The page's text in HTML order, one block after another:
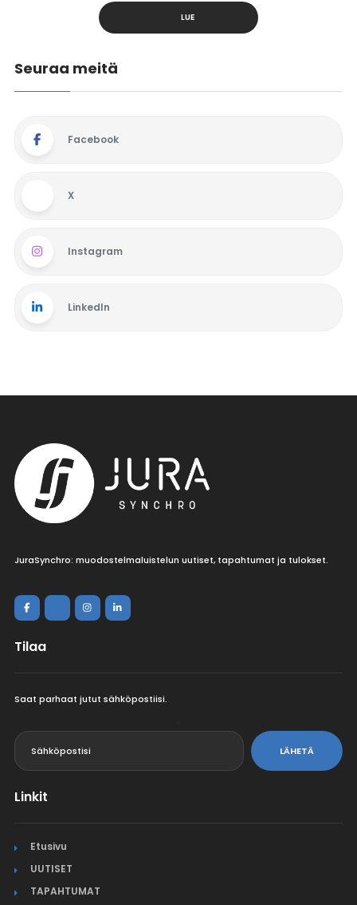
LUE
Seuraa meitä
Facebook
X
Instagram
LinkedIn
JuraSynchro: muodostelmaluistelun uutiset, tapahtumat ja tulokset.
Tilaa
Saat parhaat jutut sähköpostiisi.
LÄHETÄ
Linkit
Etusivu
UUTISET
TAPAHTUMAT